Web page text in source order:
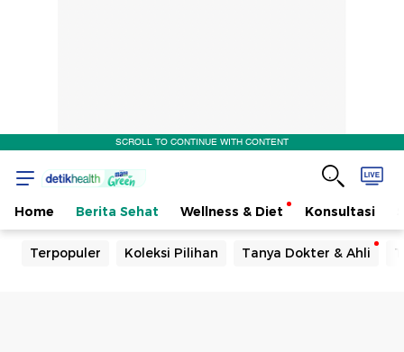
SCROLL TO CONTINUE WITH CONTENT
Home Berita Sehat Wellness & Diet Konsultasi
Terpopuler Koleksi Pilihan Tanya Dokter & Ahli